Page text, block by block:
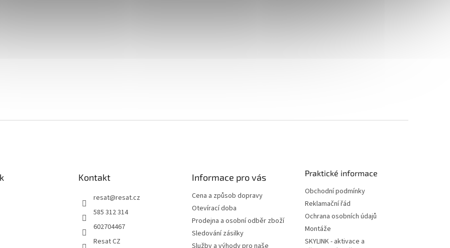
Kontakt
resat@resat.cz
585 312 314
602704467
Resat CZ
Informace pro vás
Cena a způsob dopravy
Otevírací doba
Prodejna a osobní odběr zboží
Sledování zásilky
Praktické informace
Obchodní podmínky
Reklamační řád
Ochrana osobních údajů
Montáže
SKYLINK - aktivace a